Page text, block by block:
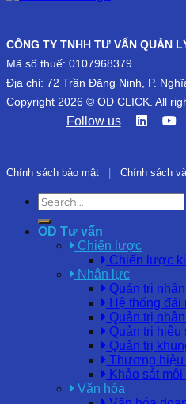
CÔNG TY TNHH TƯ VẤN QUẢN
Mã số thuế: 0107968379
Địa chỉ: 72 Trần Đăng Ninh, P.
Copyright 2026 © OD CLICK. All
Follow us
Chính sách bảo mật Chính sách
OD Tư vấn
Chiến lược
Chiến lược
Nhân lực
Quản trị
Hệ thống đãi
Quản trị
Quản trị hiệu
Quản trị
Thương hiệu
Khảo sát
Văn hóa